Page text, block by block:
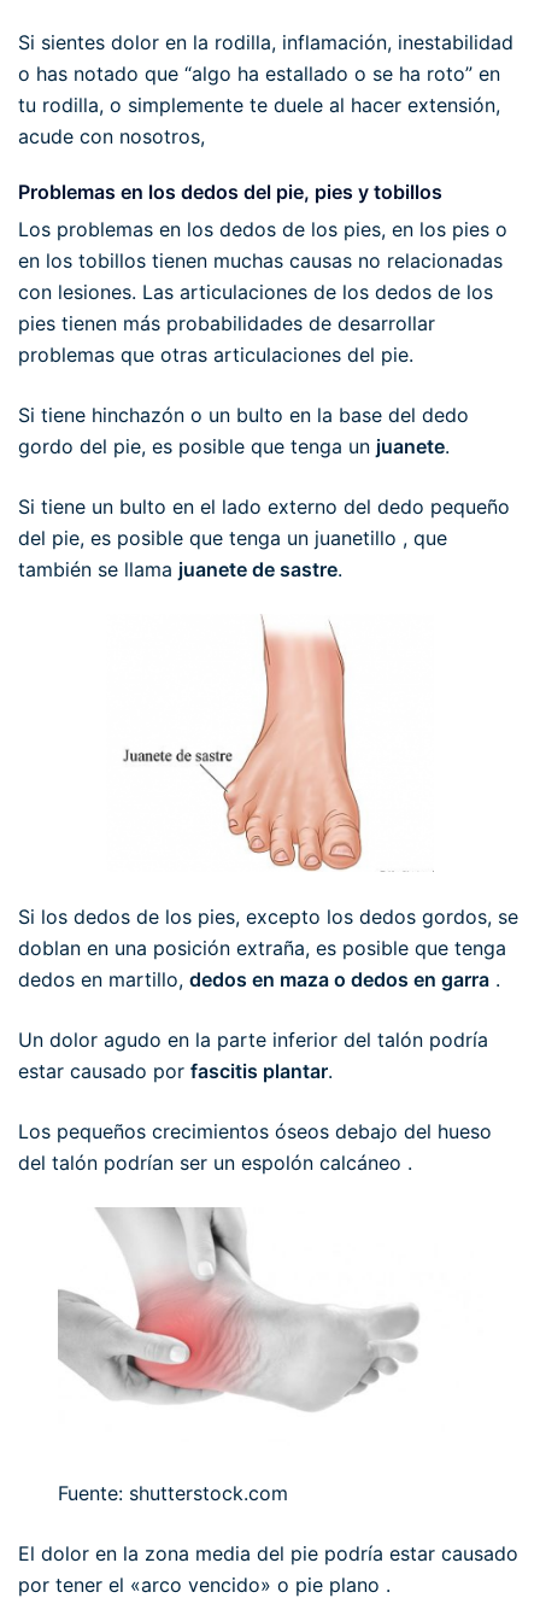
Si sientes dolor en la rodilla, inflamación, inestabilidad
o has notado que “algo ha estallado o se ha roto” en
tu rodilla, o simplemente te duele al hacer extensión,
acude con nosotros,
Problemas en los dedos del pie, pies y tobillos
Los problemas en los dedos de los pies, en los pies o
en los tobillos tienen muchas causas no relacionadas
con lesiones. Las articulaciones de los dedos de los
pies tienen más probabilidades de desarrollar
problemas que otras articulaciones del pie.
Si tiene hinchazón o un bulto en la base del dedo
gordo del pie, es posible que tenga un juanete.
Si tiene un bulto en el lado externo del dedo pequeño
del pie, es posible que tenga un juanetillo , que
también se llama juanete de sastre.
Si los dedos de los pies, excepto los dedos gordos, se
doblan en una posición extraña, es posible que tenga
dedos en martillo, dedos en maza o dedos en garra .
Un dolor agudo en la parte inferior del talón podría
estar causado por fascitis plantar.
Los pequeños crecimientos óseos debajo del hueso
del talón podrían ser un espolón calcáneo .
Fuente: shutterstock.com
El dolor en la zona media del pie podría estar causado
por tener el «arco vencido» o pie plano .